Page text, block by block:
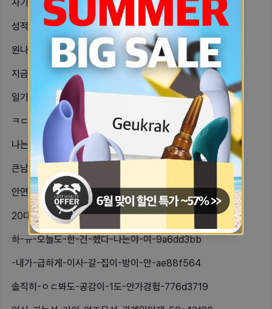
자기들중에-C컵-이상인-자기들-있을까-f1d54544
성적매력이-없는-자기들-있어성적으로-f5b9f882
원나잇한-사람한테-마음을-줘버렸어…-3bf591b2
지금-코트사면-넘-돈낭비인가-예뻐서-eef4478a
일기장을-사서-며칠-전부터-오롯이-남-a4b956da
ㅋㄷ꼈고-ㅈ외였는데임신가능성-얼마나-f617e503
나는-27살이고-남친은-32인데-이제-d1638d4c
큰남자들-체육복-바지만-입어도-티가-2acb90a8
안면홍조있는-자기들-있어나-여름이든-9d369039
20대-후반인데-남자한테-선물-받아본-2c0f2074
하-ㅠ-오늘도-한-건-했다-나는야-여-9a6dd3bb
-내가-급하게-이사-갈-집이-방이-안-ae88f564
솔직히-ㅇㄷ봐도-공감이-1도-안가경험-776d3719